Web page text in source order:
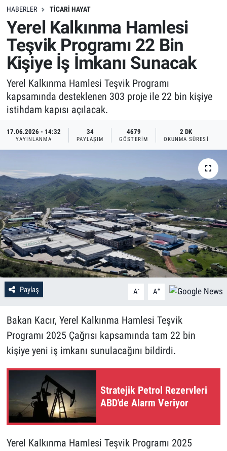
HABERLER TICARI HAYAT
Yerel Kalkınma Hamlesi
Teşvik Programı 22 Bin
Kişiye İş İmkanı Sunacak
Yerel Kalkınma Hamlesi Teşvik Programı
kapsamında desteklenen 303 proje ile 22 bin kişiye
istihdam kapısı açılacak.
17.06.2026 - 14:32
YAYINLANMA
34
PAYLAŞIM
4679
GÖSTERIM
2 DK
OKUNMA SÜRESI
Paylaş A- A+
Bakan Kacır, Yerel Kalkınma Hamlesi Teşvik
Programı 2025 Çağrısı kapsamında tam 22 bin
kişiye yeni iş imkanı sunulacağını bildirdi.
Stratejik Petrol Rezervleri
ABD'de Alarm Veriyor
Yerel Kalkınma Hamlesi Teşvik Programı 2025